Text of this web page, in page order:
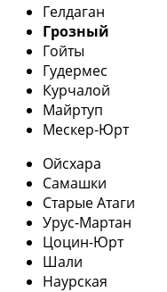
Гелдаган
Грозный
Гойты
Гудермес
Курчалой
Майртуп
Мескер-Юрт
Ойсхара
Самашки
Старые Атаги
Урус-Мартан
Цоцин-Юрт
Шали
Наурская